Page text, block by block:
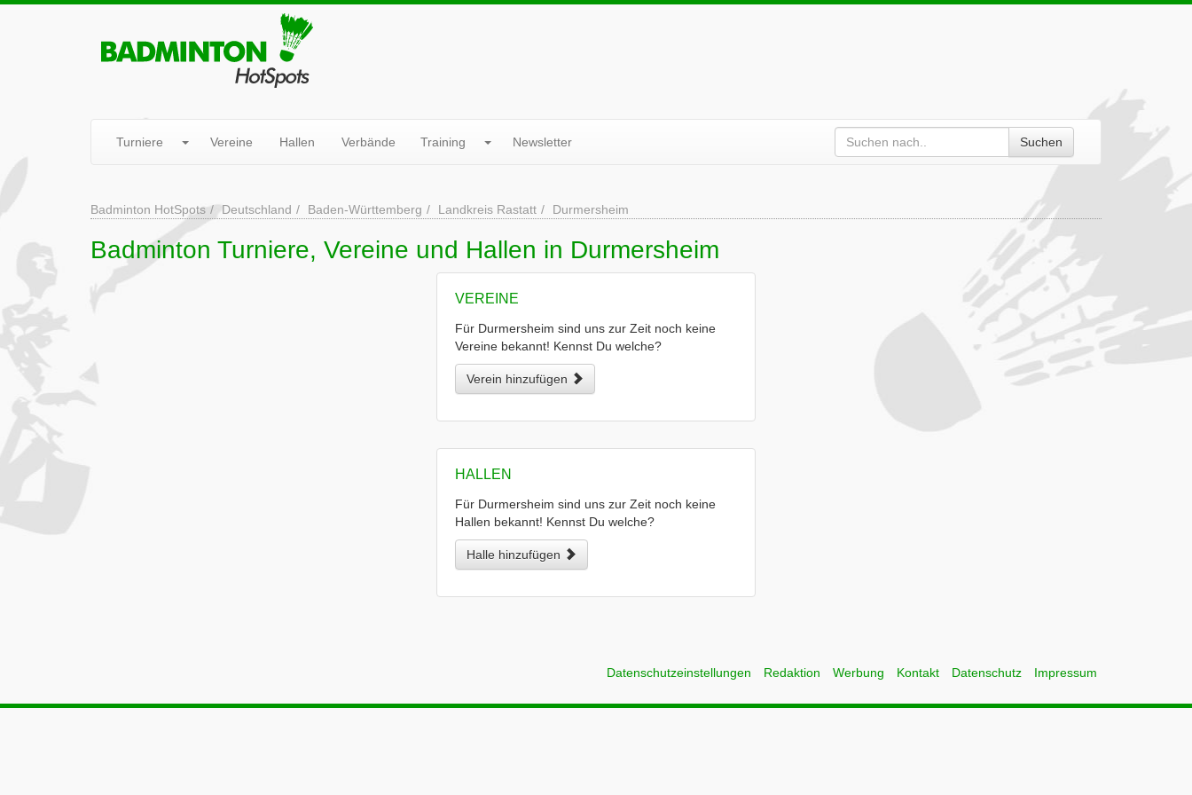
Turniere Vereine Hallen Verbände Training Newsletter Suchen
Badminton HotSpots Deutschland Baden-Württemberg Landkreis Rastatt Durmersheim
Badminton Turniere, Vereine und Hallen in Durmersheim
VEREINE
Für Durmersheim sind uns zur Zeit noch keine
Vereine bekannt! Kennst Du welche?
Verein hinzufügen
HALLEN
Für Durmersheim sind uns zur Zeit noch keine
Hallen bekannt! Kennst Du welche?
Halle hinzufügen
Datenschutzeinstellungen Redaktion Werbung Kontakt Datenschutz Impressum